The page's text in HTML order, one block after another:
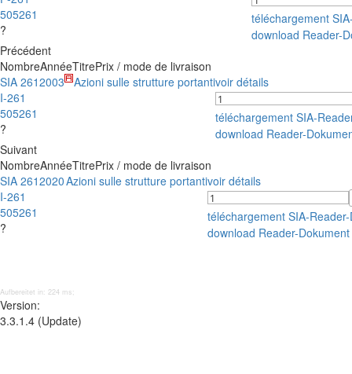
505261
?
téléchargement
download Reader-
Précédent
NombreAnnéeTitrePrix / mode de livraison
SIA 261
I-261
505261
?
2003 Azioni sulle strutture portantivoir détails
téléchargement SIA-
download Reader-
Suivant
NombreAnnéeTitrePrix / mode de livraison
SIA 261
I-261
505261
?
2020Azioni sulle strutture portantivoir détails
téléchargement SIA-
download Reader-
Aufbereitet in: 224 ms;
Version:
3.3.1.4 (Update)